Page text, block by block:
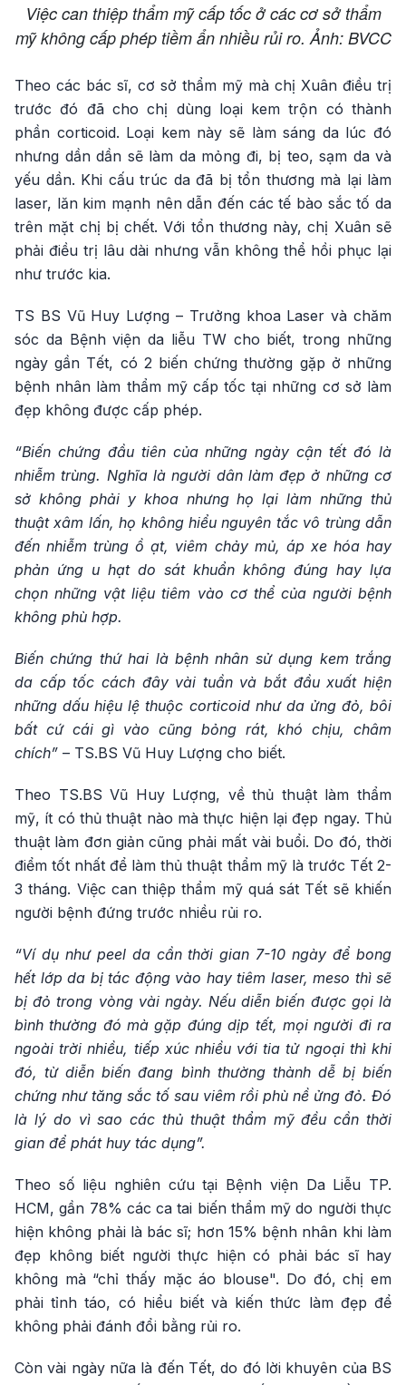
Việc can thiệp thẩm mỹ cấp tốc ở các cơ sở thẩm
mỹ không cấp phép tiềm ẩn nhiều rủi ro. Ảnh: BVCC
Theo các bác sĩ, cơ sở thẩm mỹ mà chị Xuân điều trị
trước đó đã cho chị dùng loại kem trộn có thành
phần corticoid. Loại kem này sẽ làm sáng da lúc đó
nhưng dần dần sẽ làm da mỏng đi, bị teo, sạm da và
yếu dần. Khi cấu trúc da đã bị tổn thương mà lại làm
laser, lăn kim mạnh nên dẫn đến các tế bào sắc tố da
trên mặt chị bị chết. Với tổn thương này, chị Xuân sẽ
phải điều trị lâu dài nhưng vẫn không thể hồi phục lại
như trước kia.
TS BS Vũ Huy Lượng – Trưởng khoa Laser và chăm
sóc da Bệnh viện da liễu TW cho biết, trong những
ngày gần Tết, có 2 biến chứng thường gặp ở những
bệnh nhân làm thẩm mỹ cấp tốc tại những cơ sở làm
đẹp không được cấp phép.
“Biến chứng đầu tiên của những ngày cận tết đó là
nhiễm trùng. Nghĩa là người dân làm đẹp ở những cơ
sở không phải y khoa nhưng họ lại làm những thủ
thuật xâm lấn, họ không hiểu nguyên tắc vô trùng dẫn
đến nhiễm trùng ồ ạt, viêm chảy mủ, áp xe hóa hay
phản ứng u hạt do sát khuẩn không đúng hay lựa
chọn những vật liệu tiêm vào cơ thể của người bệnh
không phù hợp.
Biến chứng thứ hai là bệnh nhân sử dụng kem trắng
da cấp tốc cách đây vài tuần và bắt đầu xuất hiện
những dấu hiệu lệ thuộc corticoid như da ửng đỏ, bôi
bất cứ cái gì vào cũng bỏng rát, khó chịu, châm
chích” – TS.BS Vũ Huy Lượng cho biết.
Theo TS.BS Vũ Huy Lượng, về thủ thuật làm thẩm
mỹ, ít có thủ thuật nào mà thực hiện lại đẹp ngay. Thủ
thuật làm đơn giản cũng phải mất vài buổi. Do đó, thời
điểm tốt nhất để làm thủ thuật thẩm mỹ là trước Tết 2-
3 tháng. Việc can thiệp thẩm mỹ quá sát Tết sẽ khiến
người bệnh đứng trước nhiều rủi ro.
“Ví dụ như peel da cần thời gian 7-10 ngày để bong
hết lớp da bị tác động vào hay tiêm laser, meso thì sẽ
bị đỏ trong vòng vài ngày. Nếu diễn biến được gọi là
bình thường đó mà gặp đúng dịp tết, mọi người đi ra
ngoài trời nhiều, tiếp xúc nhiều với tia tử ngoại thì khi
đó, từ diễn biến đang bình thường thành dễ bị biến
chứng như tăng sắc tố sau viêm rồi phù nề ửng đỏ. Đó
là lý do vì sao các thủ thuật thẩm mỹ đều cần thời
gian để phát huy tác dụng”.
Theo số liệu nghiên cứu tại Bệnh viện Da Liễu TP.
HCM, gần 78% các ca tai biến thẩm mỹ do người thực
hiện không phải là bác sĩ; hơn 15% bệnh nhân khi làm
đẹp không biết người thực hiện có phải bác sĩ hay
không mà “chỉ thấy mặc áo blouse". Do đó, chị em
phải tỉnh táo, có hiểu biết và kiến thức làm đẹp để
không phải đánh đổi bằng rủi ro.
Còn vài ngày nữa là đến Tết, do đó lời khuyên của BS